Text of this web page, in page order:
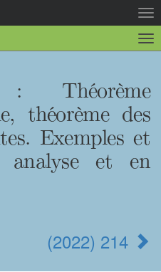
la
la
: Théorème
théorème des
Exemples et
analyse et en
(2022) 214